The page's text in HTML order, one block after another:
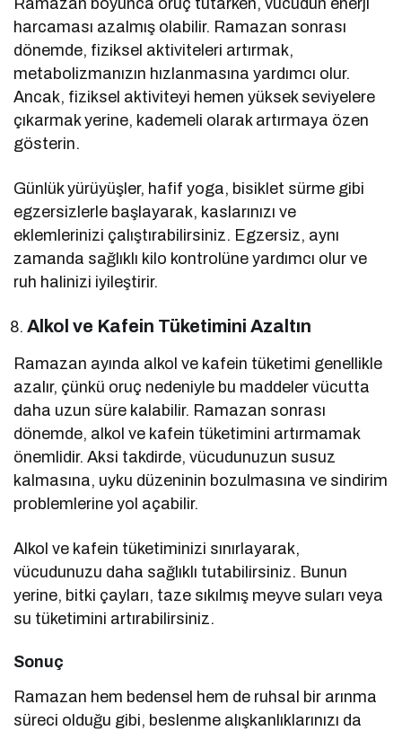
Ramazan boyunca oruç tutarken, vücudun enerji
harcaması azalmış olabilir. Ramazan sonrası
dönemde, fiziksel aktiviteleri artırmak,
metabolizmanızın hızlanmasına yardımcı olur.
Ancak, fiziksel aktiviteyi hemen yüksek seviyelere
çıkarmak yerine, kademeli olarak artırmaya özen
gösterin.
Günlük yürüyüşler, hafif yoga, bisiklet sürme gibi
egzersizlerle başlayarak, kaslarınızı ve
eklemlerinizi çalıştırabilirsiniz. Egzersiz, aynı
zamanda sağlıklı kilo kontrolüne yardımcı olur ve
ruh halinizi iyileştirir.
Alkol ve Kafein Tüketimini Azaltın
Ramazan ayında alkol ve kafein tüketimi genellikle
azalır, çünkü oruç nedeniyle bu maddeler vücutta
daha uzun süre kalabilir. Ramazan sonrası
dönemde, alkol ve kafein tüketimini artırmamak
önemlidir. Aksi takdirde, vücudunuzun susuz
kalmasına, uyku düzeninin bozulmasına ve sindirim
problemlerine yol açabilir.
Alkol ve kafein tüketiminizi sınırlayarak,
vücudunuzu daha sağlıklı tutabilirsiniz. Bunun
yerine, bitki çayları, taze sıkılmış meyve suları veya
su tüketimini artırabilirsiniz.
Sonuç
Ramazan hem bedensel hem de ruhsal bir arınma
süreci olduğu gibi, beslenme alışkanlıklarınızı da